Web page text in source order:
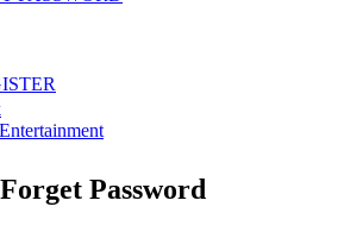
Forget Password